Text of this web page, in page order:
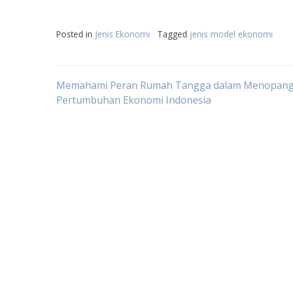
Posted in Jenis Ekonomi Tagged jenis model ekonomi
Post
Memahami Peran Rumah Tangga dalam
Pertumbuhan Ekonomi Indonesia